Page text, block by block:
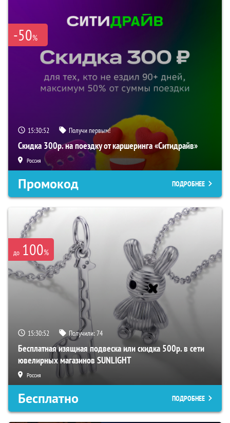
-50%
15:30:52 Получи первым!
Скидка 300р. на поездку от каршеринга «Ситидрайв»
Россия
Промокод ПОДРОБНЕЕ
до 100%
15:30:52 Получили:74
Бесплатная изящная подвеска или скидка 500р. в сети
ювелирных магазинов SUNLIGHT
Россия
Бесплатно ПОДРОБНЕЕ